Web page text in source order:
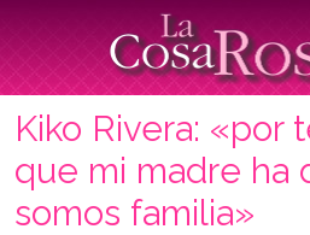
Kiko Rivera: «por
que mi madre ha
somos familia»